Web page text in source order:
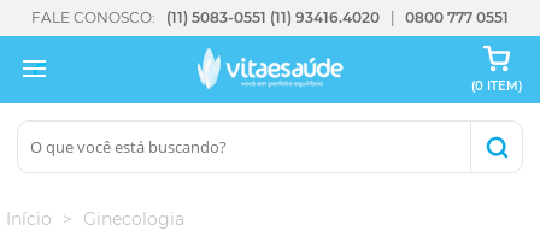
FALE CONOSCO: (11) 5083-0551 (11) 93416.4020 0800 777 0551
(0 ITEM)
Início Ginecologia